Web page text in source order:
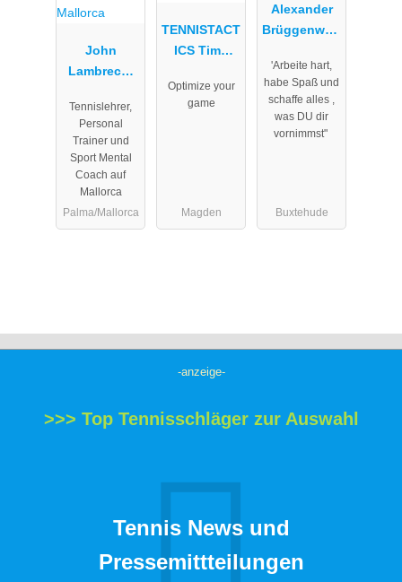
John
Lambrecht
Coach
Tennislehrer,
Personal
Trainer und
Sport Mental
Coach auf
Mallorca
Palma/Mallorca
TENNISTACT
ICS Timo
er
Optimize your
game
Magden
Alexander
Brüggenwert
'Arbeite hart,
habe Spaß und
schaffe alles ,
was DU dir
vornimmst" ​
Buxtehude
-anzeige-
>>> Top Tennisschläger zur Auswahl
Tennis News und
Pressemittteilungen